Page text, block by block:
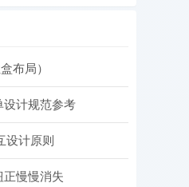
布局）
设计规范参考
设计原则
慢慢消失